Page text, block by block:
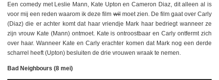
Een comedy met Leslie Mann, Kate Upton en Cameron Diaz, dit alleen al is
voor mij een reden waarom ik deze filmwilmoet zien. De film gaat over Carly
(Diaz) die er achter komt dat haar vriendje Mark haar bedriegt wanneer ze
zijn vrouw Kate (Mann) ontmoet. Kate is ontroostbaar en Carly ontfermt zich
over haar. Wanneer Kate en Carly erachter komen dat Mark nog een derde
scharrel heeft (Upton) besluiten de drie vrouwen wraak te nemen.
Bad Neighbours (8 mei)